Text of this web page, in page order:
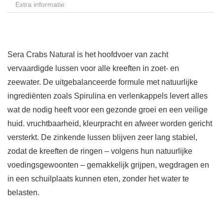
Extra informatie
Sera Crabs Natural is het hoofdvoer van zacht
vervaardigde lussen voor alle kreeften in zoet- en
zeewater. De uitgebalanceerde formule met natuurlijke
ingrediënten zoals Spirulina en verlenkappels levert alles
wat de nodig heeft voor een gezonde groei en een veilige
huid. vruchtbaarheid, kleurpracht en afweer worden gericht
versterkt. De zinkende lussen blijven zeer lang stabiel,
zodat de kreeften de ringen – volgens hun natuurlijke
voedingsgewoonten – gemakkelijk grijpen, wegdragen en
in een schuilplaats kunnen eten, zonder het water te
belasten.